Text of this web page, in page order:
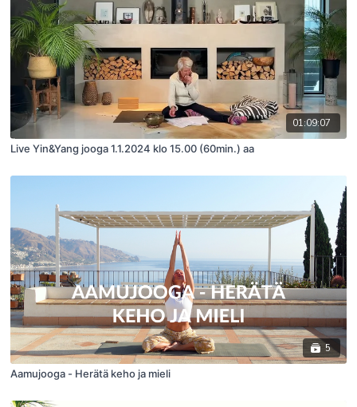
01:09:07
Live Yin&Yang jooga 1.1.2024 klo 15.00 (60min.) aa
5
Aamujooga - Herätä keho ja mieli